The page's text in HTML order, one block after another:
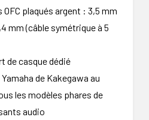
plaqués argent : 3,5 mm
mm (câble symétrique à 5
de casque dédié
de Kakegawa au
les modèles phares de
audio